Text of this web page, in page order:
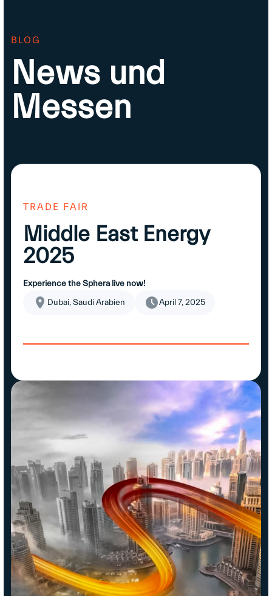
BLOG
News und
Messen
TRADE FAIR
Middle East Energy
2025
Experience the Sphera live now!
Dubai, Saudi Arabien
April 7, 2025